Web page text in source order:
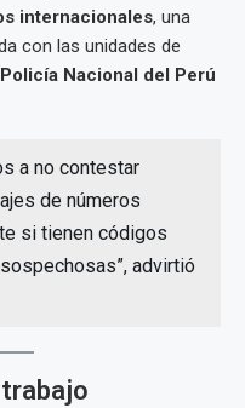
internacionales, una
con las unidades de
Nacional del Perú
a no contestar
de números
si tienen códigos
advirtió